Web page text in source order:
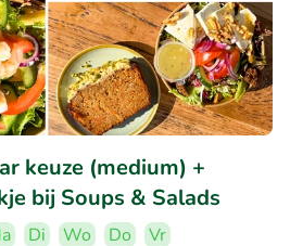
keuze (medium) +
bij Soups & Salads
Di Wo Do
Vr